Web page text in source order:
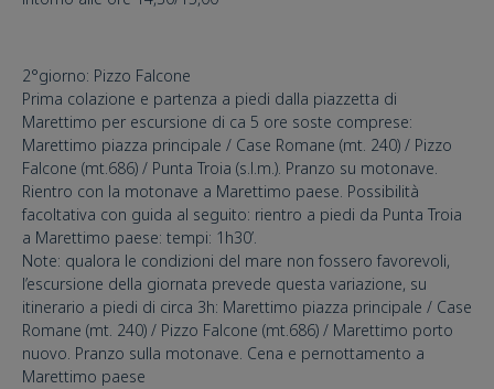
2°giorno: Pizzo Falcone
Prima colazione e partenza a piedi dalla piazzetta di
Marettimo per escursione di ca 5 ore soste comprese:
Marettimo piazza principale / Case Romane (mt. 240) / Pizzo
Falcone (mt.686) / Punta Troia (s.l.m.). Pranzo su motonave.
Rientro con la motonave a Marettimo paese. Possibilità
facoltativa con guida al seguito: rientro a piedi da Punta Troia
a Marettimo paese: tempi: 1h30’.
Note: qualora le condizioni del mare non fossero favorevoli,
l’escursione della giornata prevede questa variazione, su
itinerario a piedi di circa 3h: Marettimo piazza principale / Case
Romane (mt. 240) / Pizzo Falcone (mt.686) / Marettimo porto
nuovo. Pranzo sulla motonave. Cena e pernottamento a
Marettimo paese